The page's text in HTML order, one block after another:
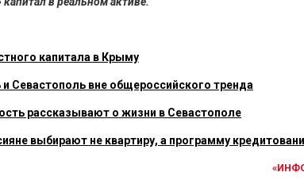
капитала в Крыму
Севастополь вне общероссийского тренда
рассказывают о жизни в Севастополе
выбирают не квартиру, а программу